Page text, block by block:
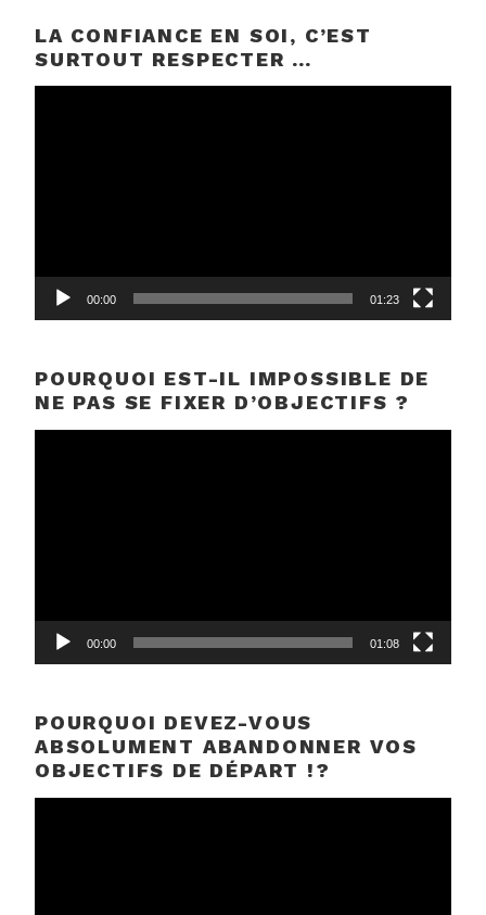
LA CONFIANCE EN SOI, C’EST
SURTOUT RESPECTER …
00:00 01:23
POURQUOI EST-IL IMPOSSIBLE DE
NE PAS SE FIXER D’OBJECTIFS ?
00:00 01:08
POURQUOI DEVEZ-VOUS
ABSOLUMENT ABANDONNER VOS
OBJECTIFS DE DÉPART !?